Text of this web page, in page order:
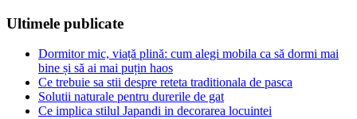
Ultimele publicate
Dormitor mic, viață plină: cum alegi mobila ca să dormi mai
bine și să ai mai puțin haos
Ce trebuie sa stii despre reteta traditionala de pasca
Solutii naturale pentru durerile de gat
Ce implica stilul Japandi in decorarea locuintei